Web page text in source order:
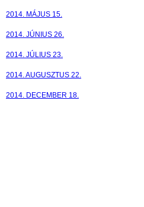
2014. MÁJUS 15.
2014. JÚNIUS 26.
2014. JÚLIUS 23.
2014. AUGUSZTUS 22.
2014. DECEMBER 18.